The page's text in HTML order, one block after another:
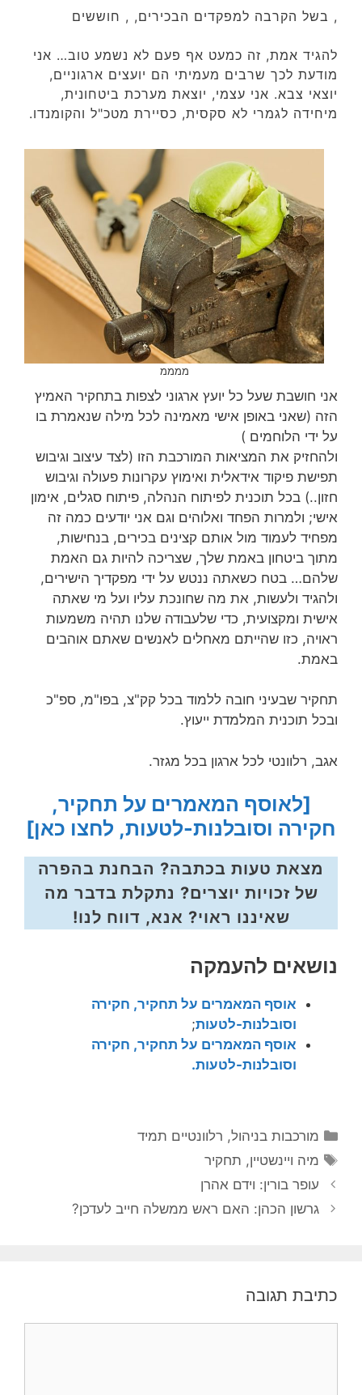
, בשל הקרבה למפקדים הבכירים, , חוששים
להגיד אמת, זה כמעט אף פעם לא נשמע טוב… אני
מודעת לכך שרבים מעמיתי הם יועצים ארגוניים,
יוצאי צבא. אני עצמי, יוצאת מערכת ביטחונית,
מיחידה לגמרי לא סקסית, כסיירת מטכ"ל והקומנדו.
ממממ
אני חושבת שעל כל יועץ ארגוני לצפות בתחקיר האמיץ
הזה (שאני באופן אישי מאמינה לכל מילה שנאמרת בו
על ידי הלוחמים )
ולהחזיק את המציאות המורכבת הזו (לצד עיצוב וגיבוש
תפישת פיקוד אידאלית ואימוץ עקרונות פעולה וגיבוש
חזון..) בכל תוכנית לפיתוח הנהלה, פיתוח סגלים, אימון
אישי; ולמרות הפחד ואלוהים וגם אני יודעים כמה זה
מפחיד לעמוד מול אותם קצינים בכירים, בנחישות,
מתוך ביטחון באמת שלך, שצריכה להיות גם האמת
שלהם… בטח כשאתה ננטש על ידי מפקדיך הישירים,
ולהגיד ולעשות, את מה שחונכת עליו ועל מי שאתה
אישית ומקצועית, כדי שלעבודה שלנו תהיה משמעות
ראויה, כזו שהייתם מאחלים לאנשים שאתם אוהבים
באמת.
תחקיר שבעיני חובה ללמוד בכל קק"צ, בפו"מ, ספ"כ
ובכל תוכנית המלמדת ייעוץ.
אגב, רלוונטי לכל ארגון בכל מגזר.
[לאוסף המאמרים על תחקיר,
חקירה וסובלנות-לטעות, לחצו כאן]
מצאת טעות בכתבה? הבחנת בהפרה
של זכויות יוצרים? נתקלת בדבר מה
שאיננו ראוי? אנא, דווח לנו!
נושאים להעמקה
אוסף המאמרים על תחקיר, חקירה
וסובלנות-לטעות;
אוסף המאמרים על תחקיר, חקירה
וסובלנות-לטעות.
קטגוריות
מורכבות בניהול, רלוונטיים תמיד
תגיות
מיה ויינשטיין, תחקיר
עופר בורין: וידם אהרן
גרשון הכהן: האם ראש ממשלה חייב לעדכן?
כתיבת תגובה